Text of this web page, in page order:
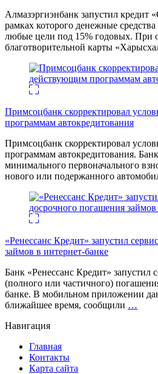
Алмазэргиэнбанк запустил кредит
рамках которого денежные
любые цели под 15% годовых. При
благотворительной карты
Примсоцбанк скорректировал
программам автокредитования
Примсоцбанк скорректировал
программам автокредитования.
минимального первоначального
нового или подержанного
«Ренессанс Кредит» запустил
займов в интернет-банке
Банк «Ренессанс Кредит» запустил
(полного или частичного)
банке. В мобильном приложении
ближайшее время, сообщили …
Навигация
Главная
Контакты
Карта сайта